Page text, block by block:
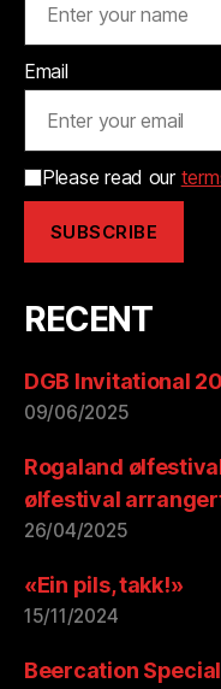
Email
Please read our
RECENT
DGB Invitational
09/06/2025
Rogaland
ølfestival
26/04/2025
«Ein pils, takk!»
15/11/2024
Beercation